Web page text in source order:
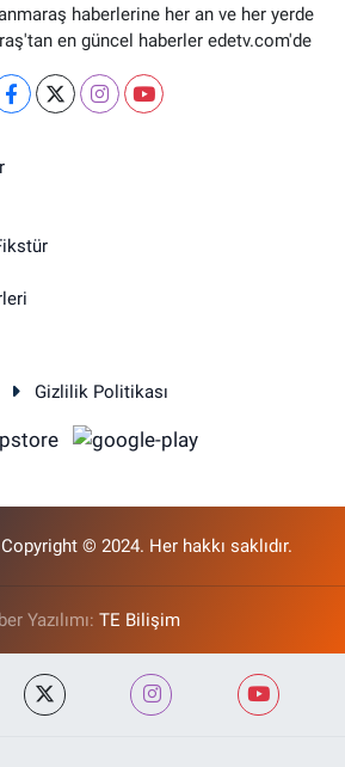
haberlerine her an ve her yerde
en güncel haberler edetv.com'de
Gizlilik Politikası
Copyright © 2024. Her hakkı saklıdır.
Yazılımı: TE Bilişim